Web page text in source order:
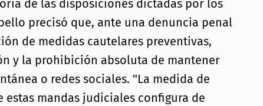
de las disposiciones dictadas por los
precisó que, ante una denuncia penal
de medidas cautelares preventivas,
y la prohibición absoluta de mantener
o redes sociales. "La medida de
mandas judiciales configura de